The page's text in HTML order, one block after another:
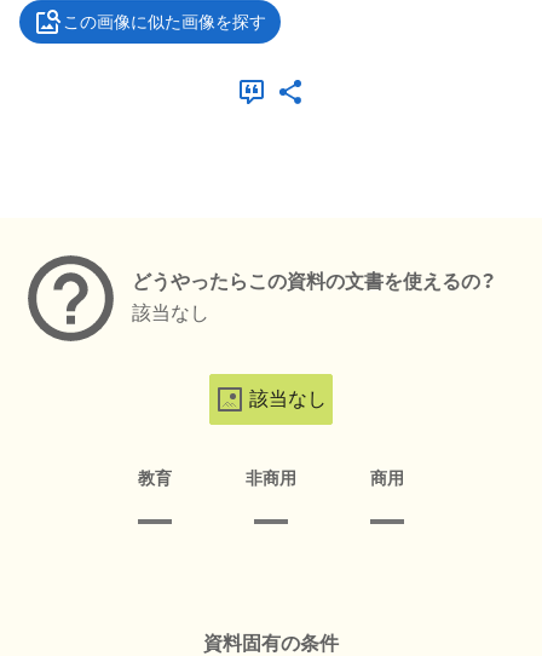
この画像に似た画像を探す
どうやったらこの資料の文書を使えるの？
該当なし
該当なし
教育 非商用 商用
資料固有の条件